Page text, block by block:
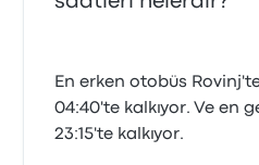
En erken otobüs
04:40'te kalkıyor. Ve en
23:15'te kalkıyor.